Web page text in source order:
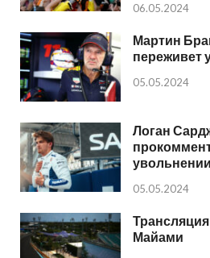
06.05.2024
Мартин
переживет
05.05.2024
Логан
увольнении
05.05.2024
Майами